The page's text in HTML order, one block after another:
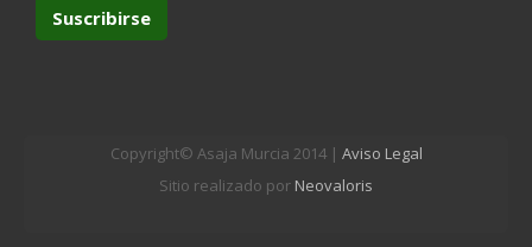
Copyright© Asaja Murcia 2014 | Aviso Legal
Sitio realizado por Neovaloris